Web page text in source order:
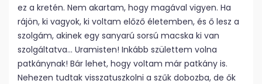
ez a kretén. Nem akartam, hogy magával vigyen. Ha
rájön, ki vagyok, ki voltam előző életemben, és ő lesz a
szolgám, akinek egy sanyarú sorsú macska ki van
szolgáltatva… Uramisten! Inkább születtem volna
patkánynak! Bár lehet, hogy voltam már patkány is.
Nehezen tudtak visszatuszkolni a szűk dobozba, de ők